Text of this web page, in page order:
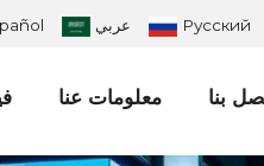
عربي Русский
معلومات عنا بنا